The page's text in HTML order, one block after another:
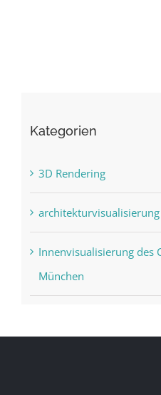
Kategorien
3D Rendering
architekturvisualisierung
Innenvisualisierung des
München